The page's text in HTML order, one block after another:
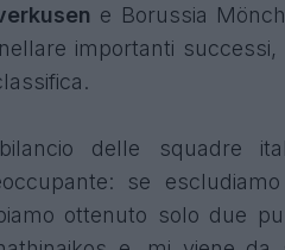
e Borussia
importanti
delle squadre
se
ottenuto solo due